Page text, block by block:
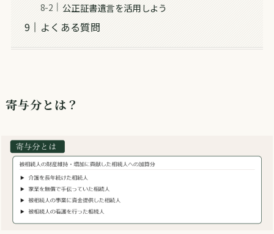
公正証書遺言を活用しよう
よくある質問
寄与分とは？